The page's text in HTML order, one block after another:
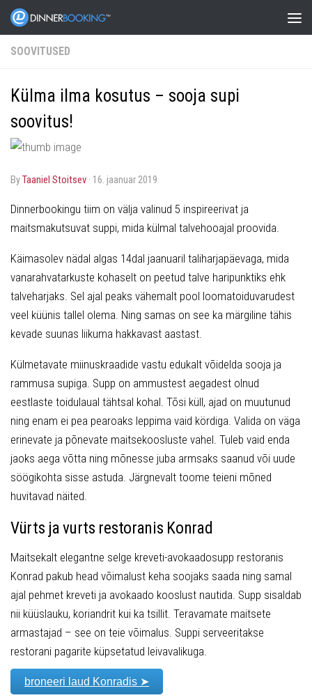
SOOVITUSED
Külma ilma kosutus – sooja supi
soovitus!
byTaaniel Stoitsev · 16. jaanuar 2019
Dinnerbookingu tiim on välja valinud 5 inspireerivat ja
maitsmakutsuvat suppi, mida külmal talvehooajal proovida.
Käimasolev nädal algas 14dal jaanuaril taliharjapäevaga, mida
vanarahvatarkuste kohaselt on peetud talve haripunktiks ehk
talveharjaks. Sel ajal peaks vähemalt pool loomatoiduvarudest
veel küünis tallel olema. Ning samas on see ka märgiline tähis
kevade suunas liikuma hakkavast aastast.
Külmetavate miinuskraadide vastu edukalt võidelda sooja ja
rammusa supiga. Supp on ammustest aegadest olnud
eestlaste toidulaual tähtsal kohal. Tõsi küll, ajad on muutunud
ning enam ei pea pearoaks leppima vaid kördiga. Valida on väga
erinevate ja põnevate maitsekoosluste vahel. Tuleb vaid enda
jaoks aega võtta ning mõnesse juba armsaks saanud või uude
söögikohta sisse astuda. Järgnevalt toome teieni mõned
huvitavad näited.
Vürts ja vurts restoranis Konrad
Maitsekalt elegantne selge kreveti-avokaadosupp restoranis
Konrad pakub head võimalust keha soojaks saada ning samal
ajal pehmet kreveti ja avokaado kooslust nautida. Supp sisaldab
nii küüslauku, koriandrit kui ka tsillit. Teravamate maitsete
armastajad – see on teie võimalus. Suppi serveeritakse
restorani pagarite küpsetatud leivavalikuga.
broneeri laud Konradis ➤